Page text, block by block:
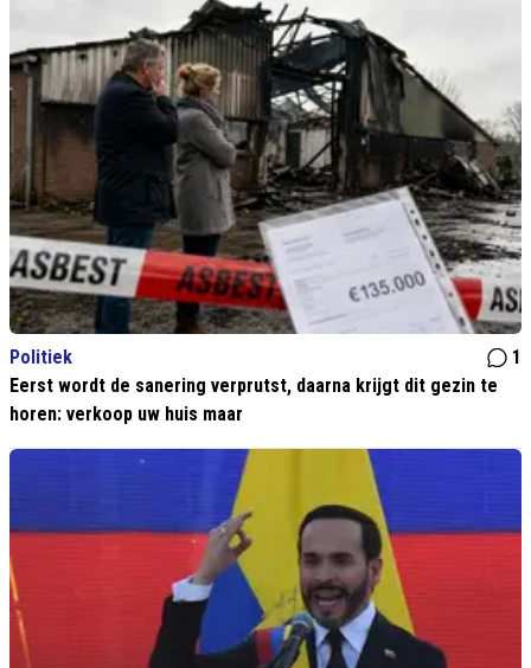
Politiek
1
Eerst wordt de sanering verprutst, daarna krijgt dit gezin te
horen: verkoop uw huis maar